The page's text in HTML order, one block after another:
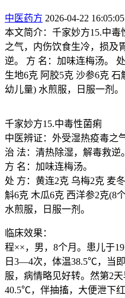
中医药方 2026-04-22 16:05:05
本文简介：千家妙方15.中
之气，内伤饮食生冷，损及
逆。 方 名：加味连梅汤。
生地6克 阿胶5克 沙参6克 石
幼儿量) 水煎服，日服一剂。
千家妙方15.中毒性菌痢
中医辨证：外受湿热疫毒之
治 法：清热除湿，解毒救逆。
方 名：加味连梅汤。
处 方：黄连2克 乌梅2克 麦
斛6克 木瓜6克 西洋参2克(8
水煎服，日服一剂。
临床效果：
程××，男，8个月。患儿于
日3—4次，体温38.5℃，当
服，病情略见好转。然第2
40.5℃，伴抽搐，大便泄下